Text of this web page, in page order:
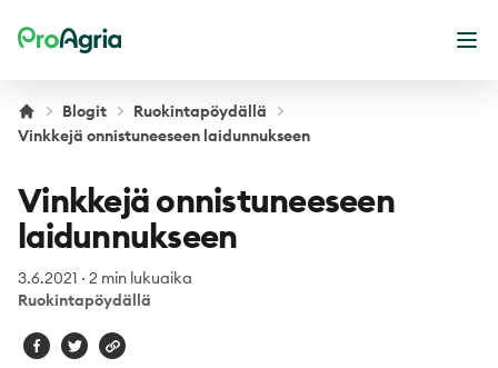
ProAgria
Blogit
Ruokintapöydällä
Vinkkejä onnistuneeseen laidunnukseen
Vinkkejä onnistuneeseen
laidunnukseen
3.6.2021 · 2 min lukuaika
Ruokintapöydällä